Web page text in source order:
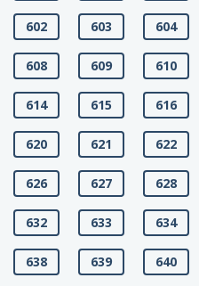
602 603 604
608 609 610
614 615 616
620 621 622
626 627 628
632 633 634
638 639 640